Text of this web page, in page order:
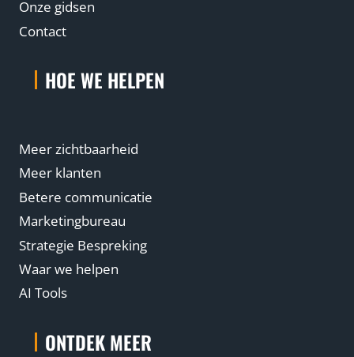
Onze gidsen
Contact
HOE WE HELPEN
Meer zichtbaarheid
Meer klanten
Betere communicatie
Marketingbureau
Strategie Bespreking
Waar we helpen
AI Tools
ONTDEK MEER